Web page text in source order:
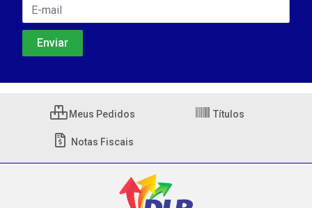
Meus Pedidos Títulos
Notas Fiscais